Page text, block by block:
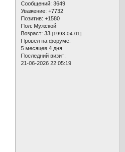
Сообщений: 3649
Уважение: +7732
Позитив: +1580
Пол: Мужской
Возраст: 33 [1993-04-01]
Провел на форуме:
5 месяцев 4 дня
Последний визит:
21-06-2026 22:05:19